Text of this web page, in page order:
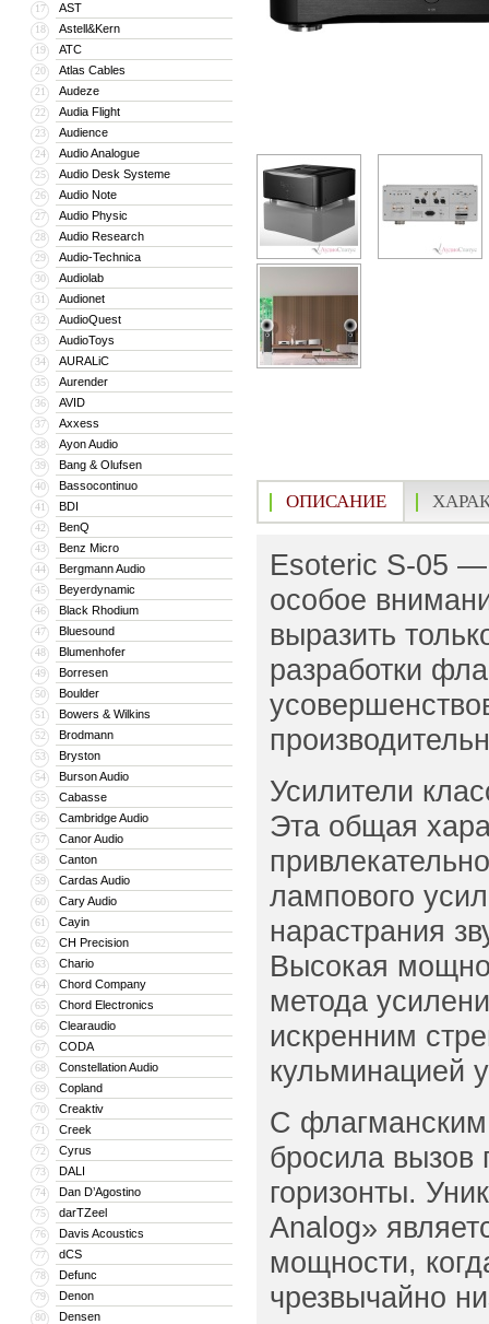
17 AST
18 Astell&Kern
19 ATC
20 Atlas Cables
21 Audeze
22 Audia Flight
23 Audience
24 Audio Analogue
25 Audio Desk Systeme
26 Audio Note
27 Audio Physic
28 Audio Research
29 Audio-Technica
30 Audiolab
31 Audionet
32 AudioQuest
33 AudioToys
34 AURALiC
35 Aurender
36 AVID
37 Axxess
38 Ayon Audio
39 Bang & Olufsen
40 Bassocontinuo
41 BDI
42 BenQ
43 Benz Micro
44 Bergmann Audio
45 Beyerdynamic
46 Black Rhodium
47 Bluesound
48 Blumenhofer
49 Borresen
50 Boulder
51 Bowers & Wilkins
52 Brodmann
53 Bryston
54 Burson Audio
55 Cabasse
56 Cambridge Audio
57 Canor Audio
58 Canton
59 Cardas Audio
60 Cary Audio
61 Cayin
62 CH Precision
63 Chario
64 Chord Company
65 Chord Electronics
66 Clearaudio
67 CODA
68 Constellation Audio
69 Copland
70 Creaktiv
71 Creek
72 Cyrus
73 DALI
74 Dan D’Agostino
75 darTZeel
76 Davis Acoustics
77 dCS
78 Defunc
79 Denon
80 Densen
ОПИСАНИЕ
Esoteric S-05 —
особое
выразить
разработки
Усилители
Эта общая
лампового
нарастрания
Высокая
метода
искренним
кульминацией
С флагманским
бросила вызов
горизонты.
Analog»
мощности,
чрезвычайно